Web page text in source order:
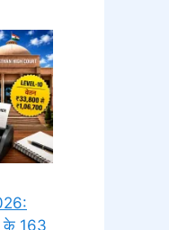
के 163